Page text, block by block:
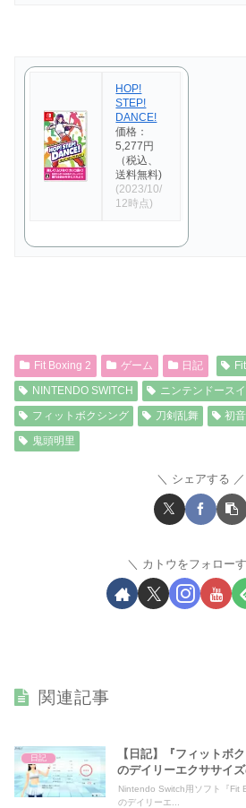
HOP!
STEP!
DANCE!
価格：
5,277円
（税込、
送料無料)
(2023/10/
12時点)
Fit Boxing 2 ゲーム 日記
NINTENDO SWITCH
ニンテンドース
フィットボクシング
刀剣乱舞 初
鬼頭明里
シェアする
カトウをフォロー
関連記事
日記
【日記】『フィットボ
のデイリーエクササイ
Nintendo Switch用ソフト『Fit
のデイリーエ...